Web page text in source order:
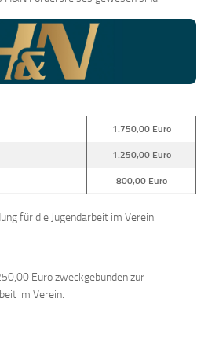
1.750,00 Euro
1.250,00 Euro
800,00 Euro
für die Jugendarbeit im Verein.
Euro zweckgebunden zur
im Verein.